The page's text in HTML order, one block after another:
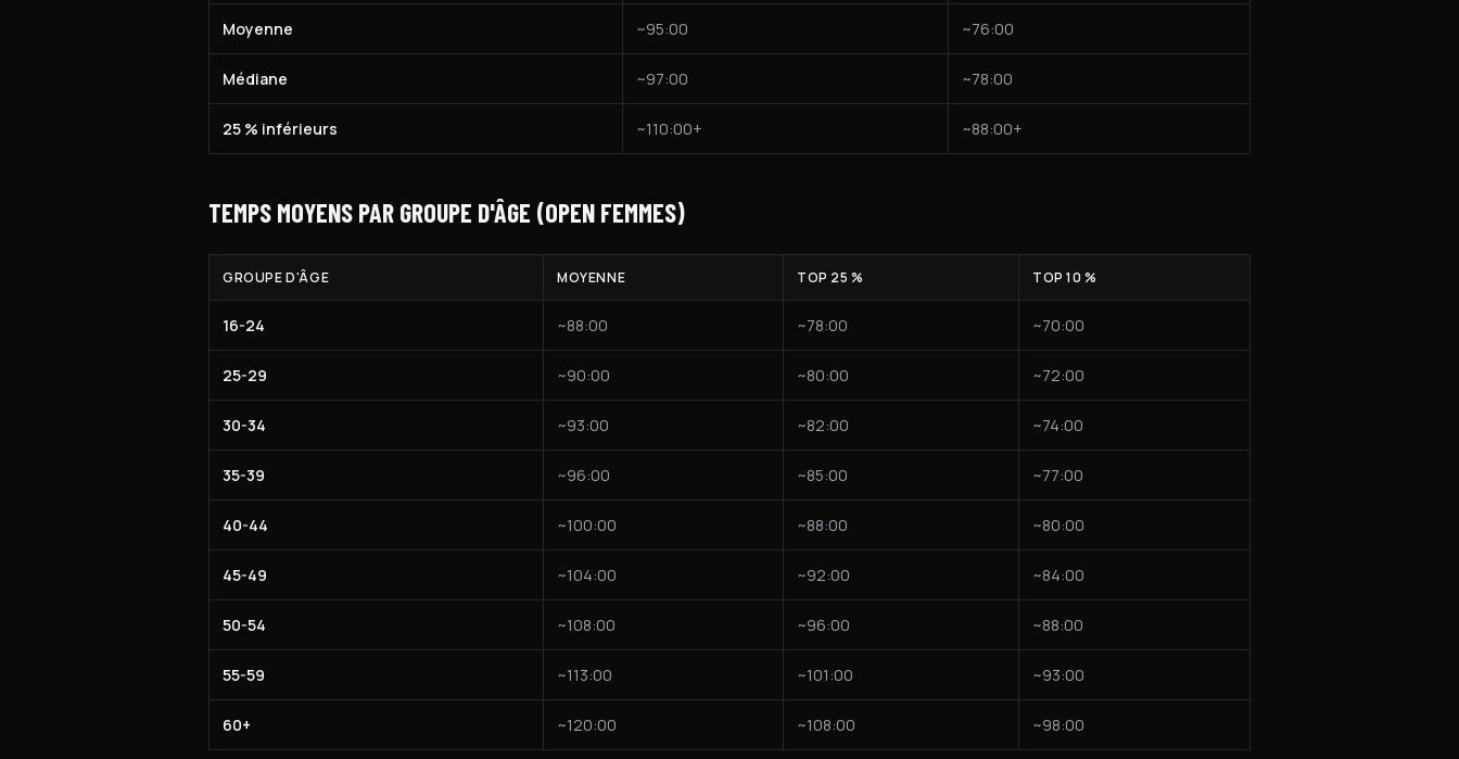
Moyenne ~95:00 ~76:00
Médiane ~97:00 ~78:00
25 % inférieurs ~110:00+ ~88:00+
TEMPS MOYENS PAR GROUPE D'ÂGE (OPEN FEMMES)
GROUPE D'ÂGE MOYENNE TOP 25 % TOP 10 %
16-24 ~88:00 ~78:00 ~70:00
25-29 ~90:00 ~80:00 ~72:00
30-34 ~93:00 ~82:00 ~74:00
35-39 ~96:00 ~85:00 ~77:00
40-44 ~100:00 ~88:00 ~80:00
45-49 ~104:00 ~92:00 ~84:00
50-54 ~108:00 ~96:00 ~88:00
55-59 ~113:00 ~101:00 ~93:00
60+ ~120:00 ~108:00 ~98:00